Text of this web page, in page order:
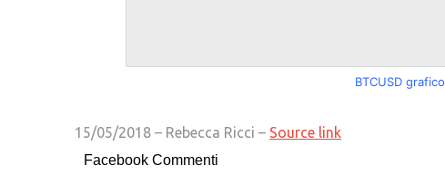
BTCUSD grafico
15/05/2018 – Rebecca Ricci – Source link
Facebook Commenti